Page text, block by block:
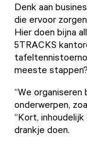
Denk aan
die ervoor
Hier doen bijna
5TRACKS
meeste stappen?
“We
onderwerpen,
“Kort,
drankje doen.